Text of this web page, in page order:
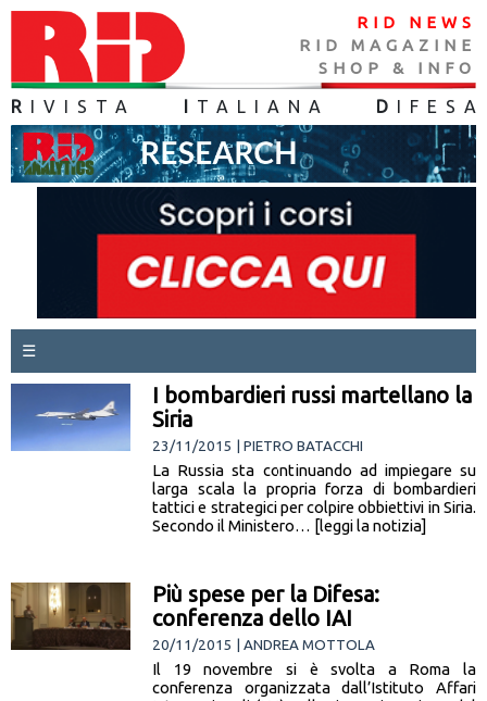
RID NEWS
RID MAGAZINE
SHOP & INFO
R IVISTA TALIANA D IFES A
☰
I bombardieri russi martellano la
Siria
23/11/2015 | PIETRO BATACCHI
La Russia sta continuando ad impiegare su
larga scala la propria forza di bombardieri
tattici e strategici per colpire obbiettivi in Siria.
Secondo il Ministero… [leggi la notizia]
Più spese per la Difesa:
conferenza dello IAI
20/11/2015 | ANDREA MOTTOLA
Il 19 novembre si è svolta a Roma la
conferenza organizzata dall’Istituto Affari